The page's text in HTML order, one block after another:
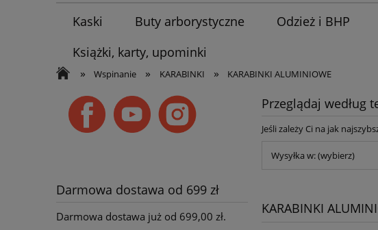
Kaski
Buty arborystyczne Odzież i BHP
Książki, karty, upominki
» Wspinanie » KARABINKI » KARABINKI ALUMINIOWE
Darmowa dostawa od 699 zł
Darmowa dostawa już od 699,00 zł.
Przeglądaj według
Jeśli zależy Ci na jak
Wysyłka w: (wybierz)
KARABINKI